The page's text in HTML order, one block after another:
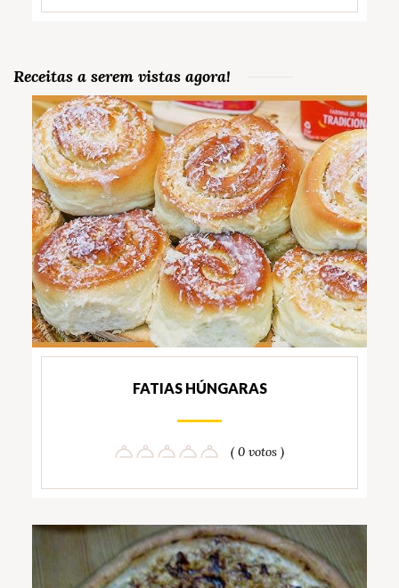
Receitas a serem vistas agora!
FATIAS HÚNGARAS
( 0 votos )